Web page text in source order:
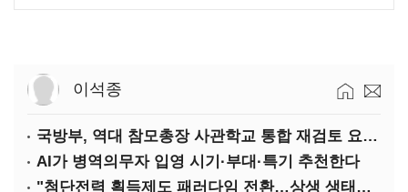
이석종
국방부, 역대 참모총장 사관학교 통합 재검토 요구에 "다양한 의견 수렴해 합리적 시스템 만들 것"
AI가 병역의무자 입영 시기·부대·특기 추천한다
"첨단전력 획득제도 패러다임 전환…상생 생태계 조성해 대체불가 K-방산 도약"